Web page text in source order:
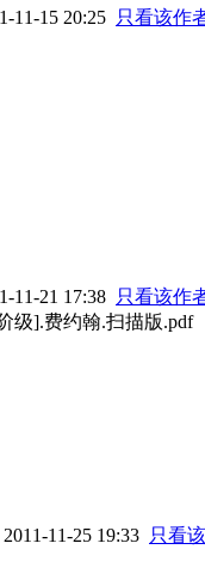
11-15 20:25 只看该作
11-21 17:38 只看该作
级].费约翰.扫描版.pdf
11-25 19:33 只看